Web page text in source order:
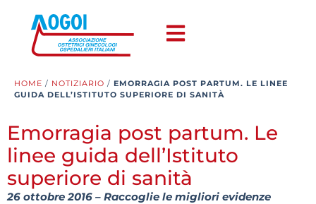
HOME / NOTIZIARIO / EMORRAGIA POST PARTUM. LE LINEE
GUIDA DELL’ISTITUTO SUPERIORE DI SANITÀ
Emorragia post partum. Le
linee guida dell’Istituto
superiore di sanità
26 ottobre 2016 – Raccoglie le migliori evidenze